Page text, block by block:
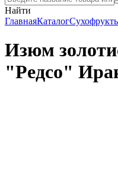
Найти
ГлавнаяКаталог
Изюм
"Редсо"